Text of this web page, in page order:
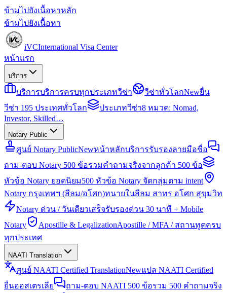
ข้ามไปยังเนื้อหาหลัก
ข้ามไปยังเนื้อหา
iVCInternational Visa Center
หน้าแรก
บริการ
บริการบริการครบทุกประเภทวีซ่า วีซ่าทั่วโลกNewยื่น
วีซ่า 195 ประเทศทั่วโลก
ประเภทวีซ่า8 หมวด: Nomad,
Investor, Skilled…
Notary Public
ศูนย์ Notary PublicNewหน้าหลักบริการรับรองลายมือชื่อ
ถาม-ตอบ Notary 500 ข้อรวมคำถามจริงจากลูกค้า 500 ข้อ
หัวข้อ Notary ยอดนิยม500 หัวข้อ Notary จัดกลุ่มตาม intent
Notary กรุงเทพฯ (สีลม/อโศก)ทนายในสีลม สาทร อโศก สุขุมวิท
Notary ด่วน / วันเดียวเสร็จรับรองด่วน 30 นาที + Mobile
Notary
Apostille & LegalizationApostille / MFA / สถานทูตครบ
ทุกประเทศ
NAATI Translation
ศูนย์ NAATI Certified TranslationNewแปล NAATI Certified
ยื่นออสเตรเลีย
ถาม-ตอบ NAATI 500 ข้อรวม 500 คำถามจริง